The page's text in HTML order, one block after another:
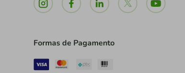
Formas de Pagamento